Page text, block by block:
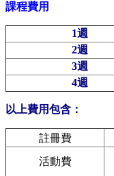
課程費用
1週
2週
3週
4週
以上費用包含：
註冊費
活動費